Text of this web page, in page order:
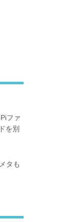
ファ
を別
タも